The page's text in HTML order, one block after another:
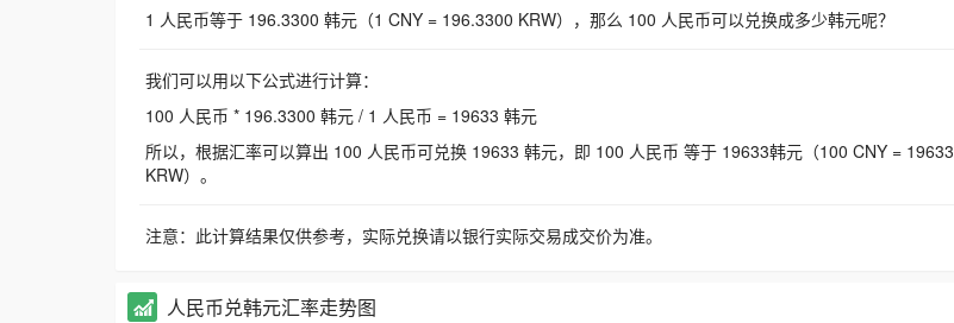
1 人民币等于 196.3300 韩元（1 CNY = 196.3300 KRW），那么 100 人民币可以兑换成多少韩元呢？
我们可以用以下公式进行计算：
100 人民币 * 196.3300 韩元 / 1 人民币 = 19633 韩元
所以，根据汇率可以算出 100 人民币可兑换 19633 韩元，即 100 人民币 等于 19633韩元（100 CNY = 19633
KRW）。
注意：此计算结果仅供参考，实际兑换请以银行实际交易成交价为准。
人民币兑韩元汇率走势图